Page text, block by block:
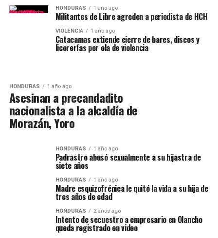
HONDURAS 1 año ago
Militantes de Libre agreden a periodista de HCH
VIOLENCIA 1 año ago
Catacamas extiende cierre de bares, discos y
licorerías por ola de violencia
HONDURAS 1 año ago
Asesinan a precandadito
nacionalista a la alcaldía de
Morazán, Yoro
HONDURAS 1 año ago
Padrastro abusó sexualmente a su hijastra de
siete años
HONDURAS 1 año ago
Madre esquizofrénica le quitó la vida a su hija de
tres años de edad
HONDURAS 2 años ago
Intento de secuestro a empresario en Olancho
queda registrado en video